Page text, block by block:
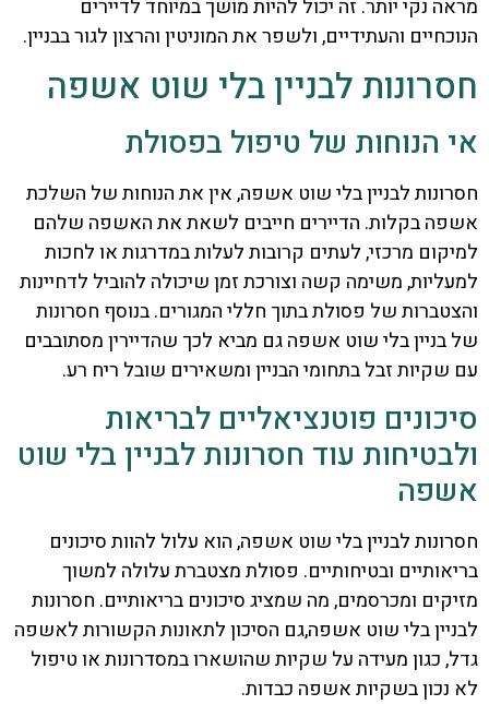
מראה נקי יותר. זה יכול להיות מושך במיוחד לדיירים
הנוכחיים והעתידיים, ולשפר את המוניטין והרצון לגור בבניין.
חסרונות לבניין בלי שוט אשפה
אי הנוחות של טיפול בפסולת
חסרונות לבניין בלי שוט אשפה, אין את הנוחות של השלכת
אשפה בקלות. הדיירים חייבים לשאת את האשפה שלהם
למיקום מרכזי, לעתים קרובות לעלות במדרגות או לחכות
למעליות, משימה קשה וצורכת זמן שיכולה להוביל לדחיינות
והצטברות של פסולת בתוך חללי המגורים. בנוסף חסרונות
של בניין בלי שוט אשפה גם מביא לכך שהדיירין מסתובבים
עם שקיות זבל בתחומי הבניין ומשאירים שובל ריח רע.
סיכונים פוטנציאליים לבריאות
ולבטיחות עוד חסרונות לבניין בלי שוט
אשפה
חסרונות לבניין בלי שוט אשפה, הוא עלול להוות סיכונים
בריאותיים ובטיחותיים. פסולת מצטברת עלולה למשוך
מזיקים ומכרסמים, מה שמציג סיכונים בריאותיים. חסרונות
לבניין בלי שוט אשפה,גם הסיכון לתאונות הקשורות לאשפה
גדל, כגון מעידה על שקיות שהושארו במסדרונות או טיפול
לא נכון בשקיות אשפה כבדות.